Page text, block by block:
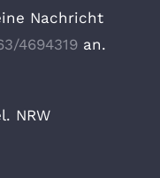
Nachricht
4694319an.
NRW